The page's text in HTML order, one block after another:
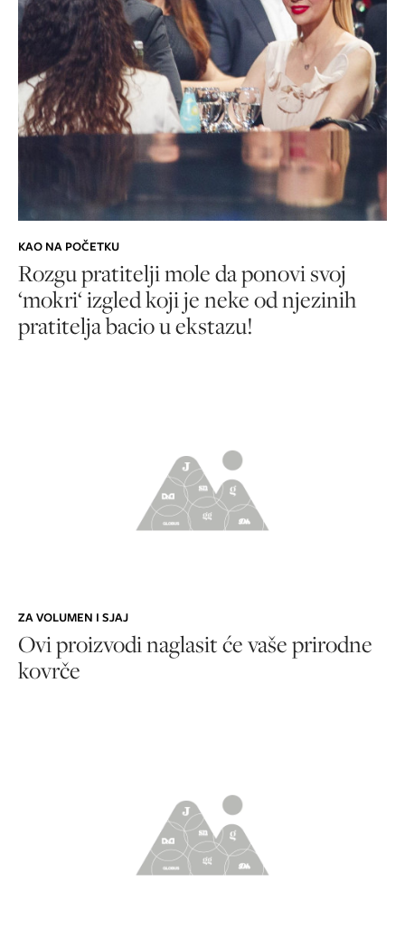
KAO NA POČETKU
Rozgu pratitelji mole da ponovi svoj
‘mokri‘ izgled koji je neke od njezinih
pratitelja bacio u ekstazu!
ZA VOLUMEN I SJAJ
Ovi proizvodi naglasit će vaše prirodne
kovrče